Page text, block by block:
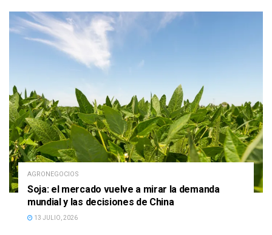
AGRONEGOCIOS
Soja: el mercado vuelve a mirar la demanda
mundial y las decisiones de China
13 JULIO, 2026